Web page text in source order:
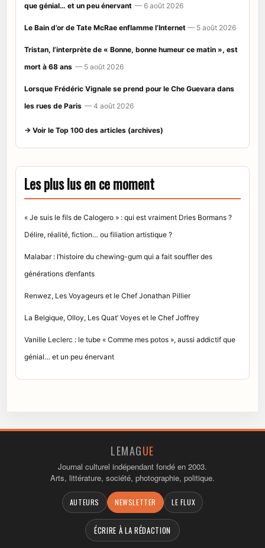
que génial… et un peu énervant — 6 août 2026
Le Bain d’or de Tate McRae enflamme l’Internet — 5 août 2026
Tristan, l’interprète de « Bonne, bonne humeur ce matin », est
mort à 68 ans — 5 août 2026
Lorsque Frédéric Vignale se prend pour le Che Guevara dans
les rues de Paris — 4 août 2026
→ Voir le Top 100 des articles (archives)
Les plus lus en ce moment
« Je suis le fils de Calogero » : qui est vraiment Dries Bormans ?
Délire, réalité, fiction… ou filiation artistique ?
Malabar : l’histoire du chewing-gum qui a fait souffler des
générations d’enfants
Renwez, Les Voyageurs et le Chef Jonathan Pillier
La Belgique, Olloy, Les Quat’ Voyes et le Chef Joffrey
Vanille Leclerc : le tube « Comme mes potos », aussi addictif que
génial… et un peu énervant
LEMAGUE
Journal culturel indépendant fondé en 2003.
Arts, littérature, société, photographie, politique.
AUTEURS NEWSLETTER LE FLUX
ÉCRIRE À LA RÉDACTION